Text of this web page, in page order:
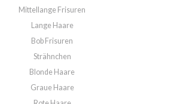
Mittellange Frisuren
Lange Haare
Bob Frisuren
Strähnchen
Blonde Haare
Graue Haare